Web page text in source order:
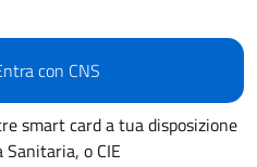
con CNS
smart card a tua disposizione
Sanitaria, o CIE